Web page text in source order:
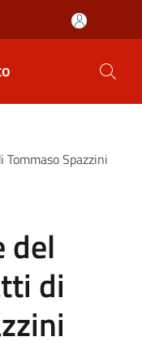
Spazzini
del
di